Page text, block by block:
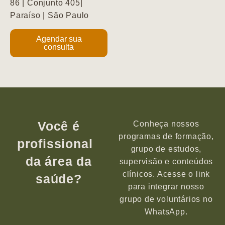
86 | Conjunto 405|
Paraíso | São Paulo
Agendar sua
consulta
Você é
profissional
da área da
saúde?
Conheça nossos
programas de formação,
grupo de estudos,
supervisão e conteúdos
clínicos. Acesse o link
para integrar nosso
grupo de voluntários no
WhatsApp.